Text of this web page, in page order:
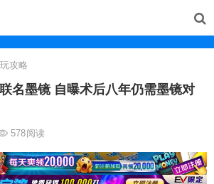
攻略
名墨镜 自曝术后八年仍需墨镜对
578阅读